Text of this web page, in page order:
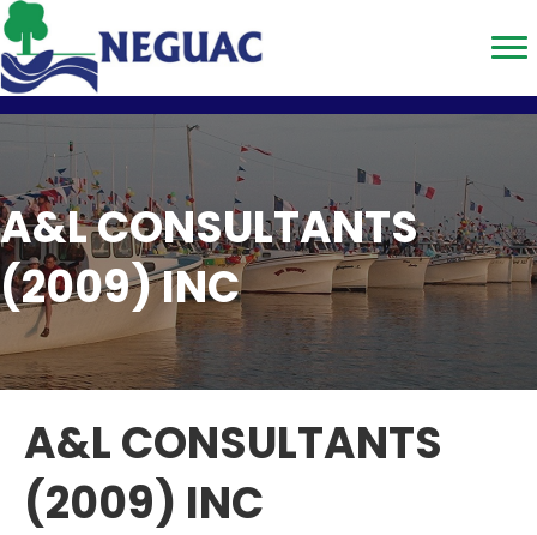
A&L CONSULTANTS
(2009) INC
A&L CONSULTANTS
(2009) INC